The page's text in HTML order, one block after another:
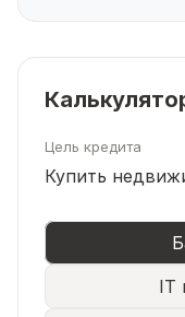
Цель кредита
Купить
IT